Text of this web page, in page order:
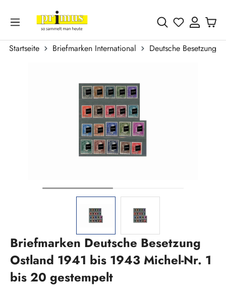
Zum Hauptinhalt springen
Du hast 0
Startseite Briefmarken International
Deutsche
Briefmarken Deutsche Besetzung
Ostland 1941 bis 1943 Michel-Nr. 1
bis 20 gestempelt